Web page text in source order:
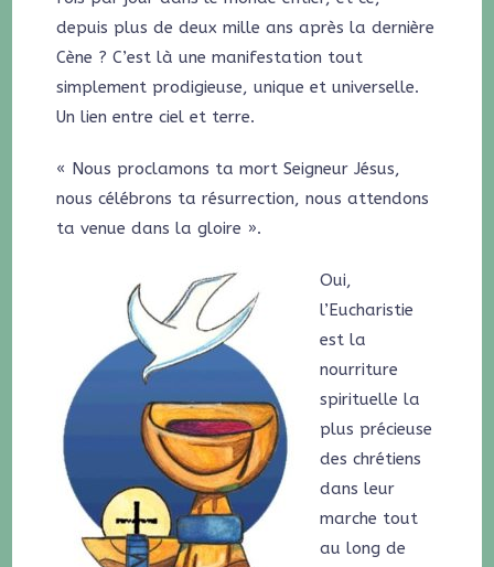
depuis plus de deux mille ans après la dernière
Cène ? C’est là une manifestation tout
simplement prodigieuse, unique et universelle.
Un lien entre ciel et terre.
« Nous proclamons ta mort Seigneur Jésus,
nous célébrons ta résurrection, nous attendons
ta venue dans la gloire ».
Oui,
l’Eucharistie
est la
nourriture
spirituelle la
plus précieuse
des chrétiens
dans leur
marche tout
au long de